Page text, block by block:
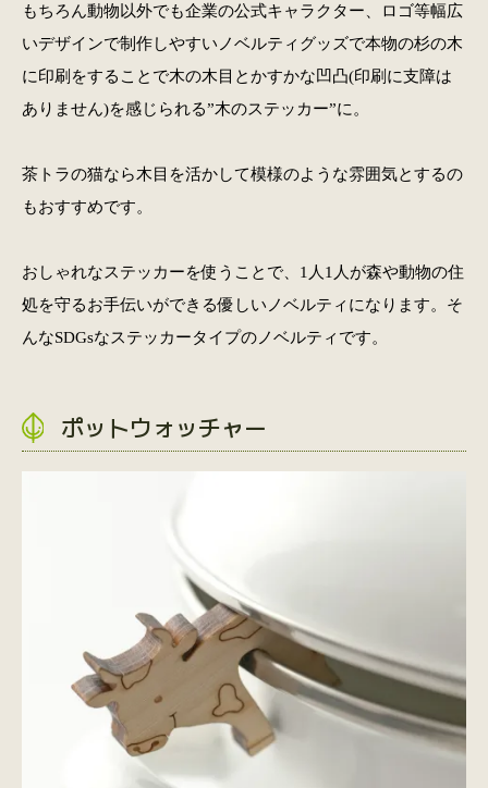
もちろん動物以外でも企業の公式キャラクター、ロゴ等幅広
いデザインで制作しやすいノベルティグッズで本物の杉の木
に印刷をすることで木の木目とかすかな凹凸(印刷に支障は
ありません)を感じられる”木のステッカー”に。
茶トラの猫なら木目を活かして模様のような雰囲気とするの
もおすすめです。
おしゃれなステッカーを使うことで、1人1人が森や動物の住
処を守るお手伝いができる優しいノベルティになります。そ
んなSDGsなステッカータイプのノベルティです。
ポットウォッチャー